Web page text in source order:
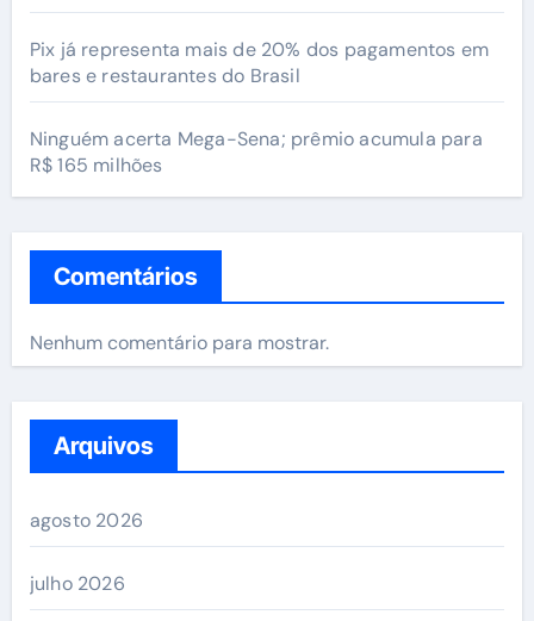
Pix já representa mais de 20% dos pagamentos em
bares e restaurantes do Brasil
Ninguém acerta Mega-Sena; prêmio acumula para
R$ 165 milhões
Comentários
Nenhum comentário para mostrar.
Arquivos
agosto 2026
julho 2026